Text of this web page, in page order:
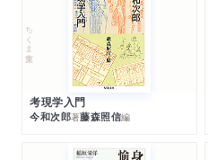
ちくま文庫
考現学入門
今和次郎著藤森照信編